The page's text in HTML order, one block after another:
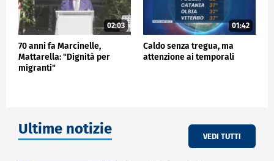
02:03
70 anni fa Marcinelle,
Mattarella: "Dignità per
migranti"
01:42
Caldo senza tregua, ma
attenzione ai temporali
Ultime notizie VEDI TUTTI